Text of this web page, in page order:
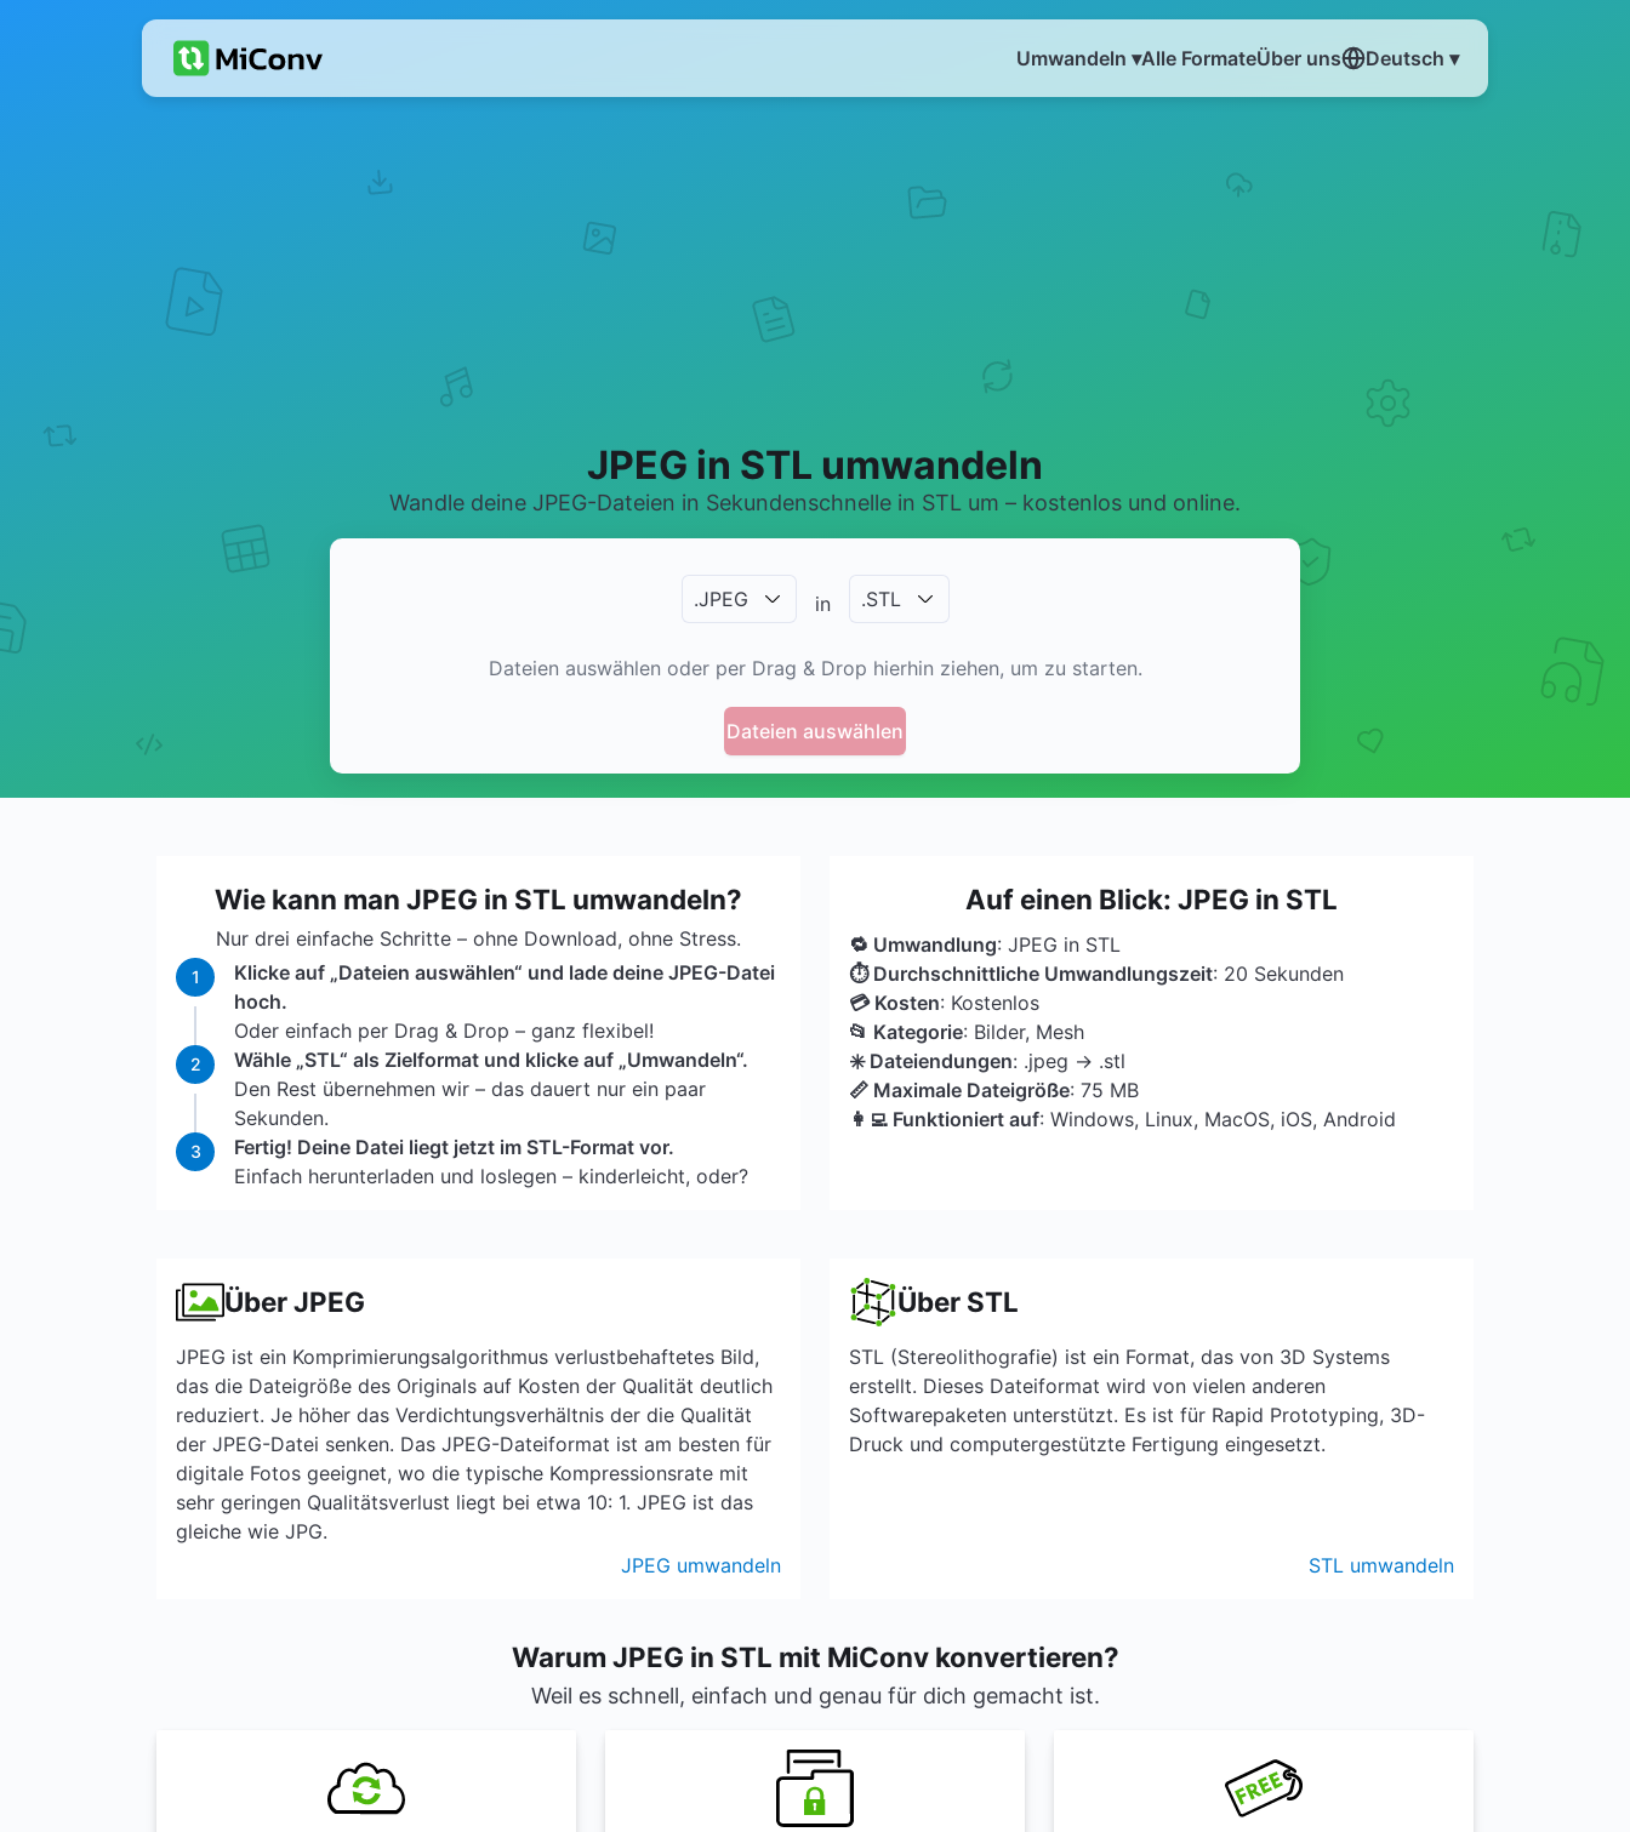
Umwandeln ▾Alle FormateÜber uns Deutsch ▾
JPEG in STL umwandeln
Wandle deine JPEG-Dateien in Sekundenschnelle in STL um – kostenlos und online.
.JPEG in .STL
Dateien auswählen oder per Drag & Drop hierhin ziehen, um zu starten.
Dateien auswählen
Wie kann man JPEG in STL umwandeln?
Nur drei einfache Schritte – ohne Download, ohne Stress.
1
Klicke auf „Dateien auswählen“ und lade deine JPEG-Datei
hoch.
Oder einfach per Drag & Drop – ganz flexibel!
2
Wähle „STL“ als Zielformat und klicke auf „Umwandeln“.
Den Rest übernehmen wir – das dauert nur ein paar
Sekunden.
3
Fertig! Deine Datei liegt jetzt im STL-Format vor.
Einfach herunterladen und loslegen – kinderleicht, oder?
Auf einen Blick: JPEG in STL
🔁 Umwandlung: JPEG in STL
⏱ Durchschnittliche Umwandlungszeit: 20 Sekunden
💳 Kosten: Kostenlos
📂 Kategorie: Bilder, Mesh
✳️ Dateiendungen: .jpeg → .stl
📏 Maximale Dateigröße: 75 MB
👩‍💻 Funktioniert auf: Windows, Linux, MacOS, iOS, Android
Über JPEG
JPEG ist ein Komprimierungsalgorithmus verlustbehaftetes Bild,
das die Dateigröße des Originals auf Kosten der Qualität deutlich
reduziert. Je höher das Verdichtungsverhältnis der die Qualität
der JPEG-Datei senken. Das JPEG-Dateiformat ist am besten für
digitale Fotos geeignet, wo die typische Kompressionsrate mit
sehr geringen Qualitätsverlust liegt bei etwa 10: 1. JPEG ist das
gleiche wie JPG.
JPEG umwandeln
Über STL
STL (Stereolithografie) ist ein Format, das von 3D Systems
erstellt. Dieses Dateiformat wird von vielen anderen
Softwarepaketen unterstützt. Es ist für Rapid Prototyping, 3D-
Druck und computergestützte Fertigung eingesetzt.
STL umwandeln
Warum JPEG in STL mit MiConv konvertieren?
Weil es schnell, einfach und genau für dich gemacht ist.